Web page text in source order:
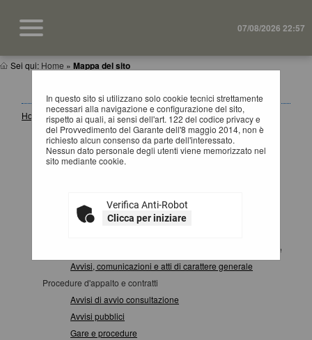
07/08/2026 22:57
Sei qui: Home » Mappa del sito
In questo sito si utilizzano solo cookie tecnici strettamente
necessari alla navigazione e configurazione del sito,
rispetto ai quali, ai sensi dell'art. 122 del codice privacy e
del Provvedimento del Garante dell'8 maggio 2014, non è
richiesto alcun consenso da parte dell'interessato.
Nessun dato personale degli utenti viene memorizzato nel
sito mediante cookie.
Verifica Anti-Robot
Clicca per iniziare
MAPPA SITO
Home
Informazioni
Accesso area riservata SA
Istruzioni e manuali
Help desk operatore economico
Atti e documenti di carattere generale riferiti a tutte le procedure
Avvisi, comunicazioni e atti di carattere generale
Procedure d'appalto e contratti
Avvisi di avvio consultazione
Avvisi pubblici
Gare e procedure